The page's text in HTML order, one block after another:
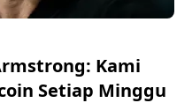
Kami
Setiap Minggu